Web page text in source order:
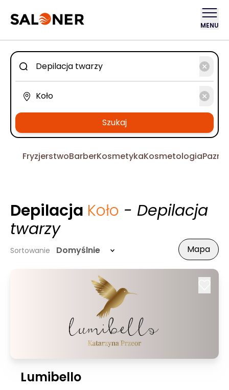
MENU
Szukaj
FryzjerstwoBarberKosmetykaKosmetologia
Depilacja Koło - Depilacja
twarzy
Sortowanie Domyślnie Mapa
Lumibello